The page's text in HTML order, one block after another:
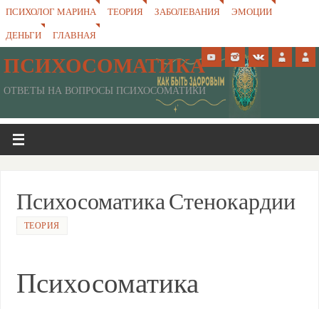
ПСИХОЛОГ МАРИНА ТЕОРИЯ ЗАБОЛЕВАНИЯ
ЭМОЦИИ
ДЕНЬГИ
ГЛАВНАЯ
ПСИХОСОМАТИКА
ОТВЕТЫ НА ВОПРОСЫ ПСИХОСОМАТИКИ
Психосоматика Стенокардии
ТЕОРИЯ
Психосоматика